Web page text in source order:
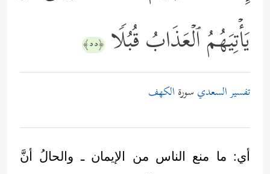
یَأۡتِیَهُمُ ٱلۡعَذَابُ قُبُلࣰا ﴿٥٥﴾
تفسير السعدي سورة الكهف
أي: ما منع الناس من الإيمان ـ والحالُ أنَّ